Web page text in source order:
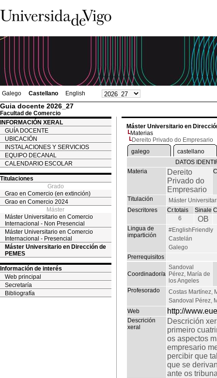
Galego Castellano English
Guia docente 2026_27
Facultad de Comercio
INFORMACIÓN XERAL
GUÍA DOCENTE
UBICACIÓN
INSTALACIONES Y SERVICIOS
EQUIPO DECANAL
CALENDARIO ESCOLAR
Titulaciones
Grado
Grao en Comercio (en extinción)
Grao en Comercio 2024
Máster
Máster Universitario en Comercio
Internacional - Non Presencial
Máster Universitario en Comercio
Internacional - Presencial
Máster Universitario en Dirección de
PEMES
Información de interés
Web principal
Secretaría
Bibliografía
Máster Universitario en
Materias
Dereito Privado do Empresario
galego
castellano
DATOS
Materia
Dereito
Privado do
Empresario
Titulación
Máster
Descritores
Cr.totais Sinale
6
OB
Lingua de
impartición
#EnglishFriendly
Castelán
Galego
Prerrequisitos
Coordinador/a
Sandoval
Pérez, María de
los Angeles
Profesorado
Costas Martínez,
Sandoval Pérez,
Web
http://
Descrición
xeral
Descrición
primeiro
os aspectos
empresario
percibir que
que se
ante os